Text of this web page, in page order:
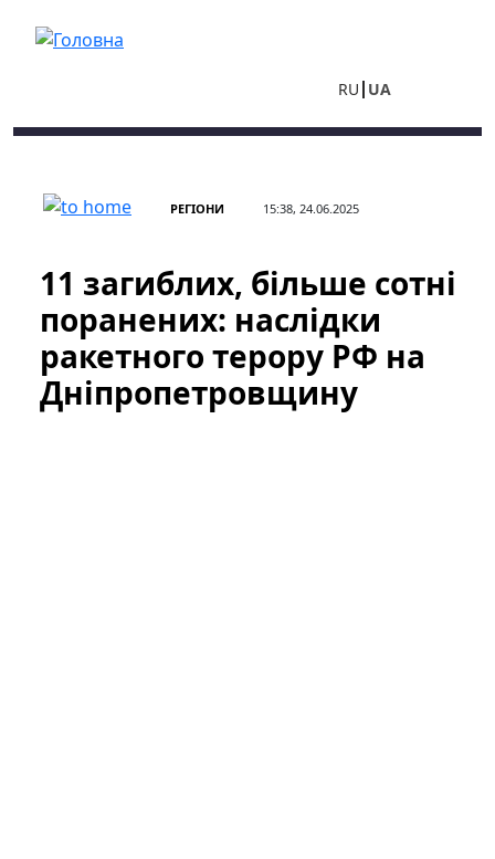
RU UA
РЕГІОНИ 15:38, 24.06.2025
11 загиблих, більше сотні
поранених: наслідки
ракетного терору РФ на
Дніпропетровщину